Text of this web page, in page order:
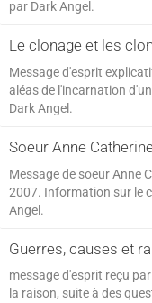
par Dark Angel.
Le clonage et les
Message d'esprit
aléas de l'incarnation
Dark Angel.
Soeur Anne
Message de soeur Anne
2007. Information sur le
Angel.
Guerres, causes et
message d'esprit reçu
la raison, suite à des